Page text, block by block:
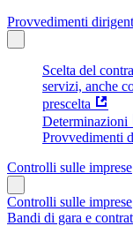
Provvedimenti
Scelta del
servizi, anche
prescelta
Determinazioni
Provvedimenti
Controlli sulle imprese
Controlli sulle imprese
Bandi di gara e